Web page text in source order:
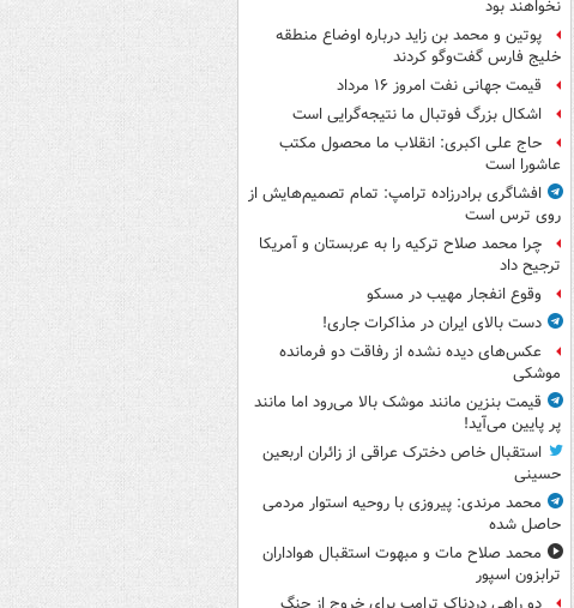
نخواهند بود
پوتین و محمد بن زاید درباره اوضاع منطقه
خلیج فارس گفت‌وگو کردند
قیمت جهانی نفت امروز ۱۶ مرداد
اشکال بزرگ فوتبال ما نتیجه‌گرایی است
حاج علی اکبری: انقلاب ما محصول مکتب
عاشورا است
افشاگری برادرزاده ترامپ: تمام تصمیم‌هایش از
روی ترس است
چرا محمد صلاح ترکیه را به عربستان و آمریکا
ترجیح داد
وقوع انفجار مهیب در مسکو
دست بالای ایران در مذاکرات جاری!
عکس‌های دیده نشده از رفاقت دو فرمانده‌
موشکی
قیمت بنزین مانند موشک بالا می‌رود اما مانند
پر پایین می‌آید!
استقبال خاص دخترک عراقی از زائران اربعین
حسینی
محمد مرندی: پیروزی با روحیه استوار مردمی
حاصل شده
محمد صلاح مات و مبهوت استقبال هواداران
ترابزون اسپور